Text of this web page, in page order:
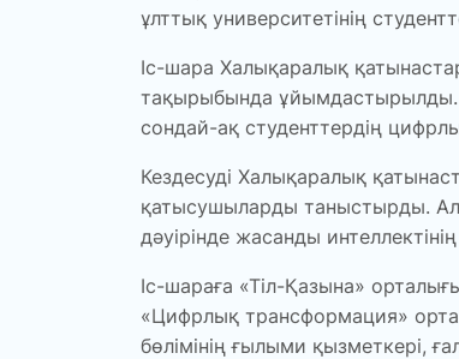
ұлттық университетінің
Іс-шара Халықаралық
тақырыбында ұйымдастырылды.
сондай-ақ студенттердің
Кездесуді Халықаралық
қатысушыларды таныстырды.
дәуірінде жасанды
Іс-шараға «Тіл-Қазына»
«Цифрлық трансформация»
бөлімінің ғылыми қызметкері,